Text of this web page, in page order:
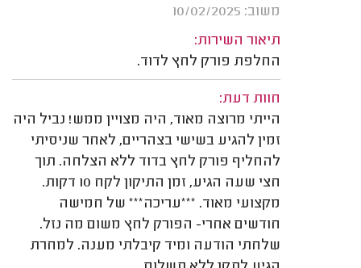
משוב: 10/02/2025
תיאור השירות:
החלפת פורק לחץ לדוד.
חוות דעת:
הייתי מרוצה מאוד, היה מצויין ממש! נביל היה
זמין להגיע בשישי בצהריים, לאחר שניסיתי
להחליף פורק לחץ בדוד ללא הצלחה. תוך
חצי שעה הגיע, זמן התיקון לקח 10 דקות.
מקצועי מאוד. ***עריכה*** של חמישה
חודשים אחרי- הפורק לחץ משום מה נזל.
שלחתי הודעה ומיד קיבלתי מענה. למחרת